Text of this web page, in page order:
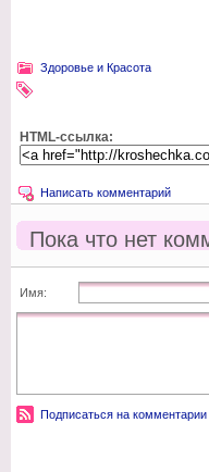
Здоровье и Красота
HTML-ссылка:
Написать комментарий
Пока что нет
Имя:
Подписаться на комментарии